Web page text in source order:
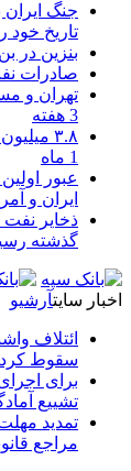
جنگ ایران
تاریخ خود
بنزین در
صادرات
تهران و
3 هفته
۳.۸ میلیون بشکه نفت خام ایران از محاصره آمریکا عبور کرد
1 ماه
عبور
ایران و
گذشته
اخبار سایتآرشیو
ائتلاف
سقوط
برای
تشییع
تمدید
مراجع